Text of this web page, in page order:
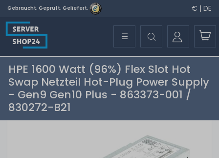
Gebraucht. Geprüft. Geliefert. € | DE
☰
HPE 1600 Watt (96%) Flex Slot Hot
Swap Netzteil Hot-Plug Power Supply
- Gen9 Gen10 Plus - 863373-001 /
830272-B21